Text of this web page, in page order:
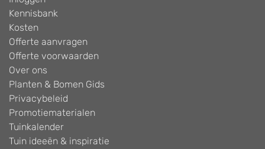
Kennisbank
Kosten
Offerte aanvragen
Offerte voorwaarden
Over ons
Planten & Bomen Gids
Privacybeleid
Promotiematerialen
Tuinkalender
Tuin ideeën & inspiratie